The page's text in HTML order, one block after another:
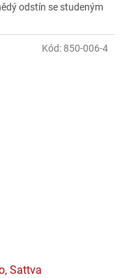
odstín se studeným
Sattva
Kód: 850-006-4